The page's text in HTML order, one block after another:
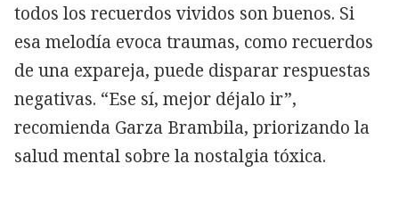
todos los recuerdos vividos son buenos. Si
esa melodía evoca traumas, como recuerdos
de una expareja, puede disparar respuestas
negativas. “Ese sí, mejor déjalo ir”,
recomienda Garza Brambila, priorizando la
salud mental sobre la nostalgia tóxica.